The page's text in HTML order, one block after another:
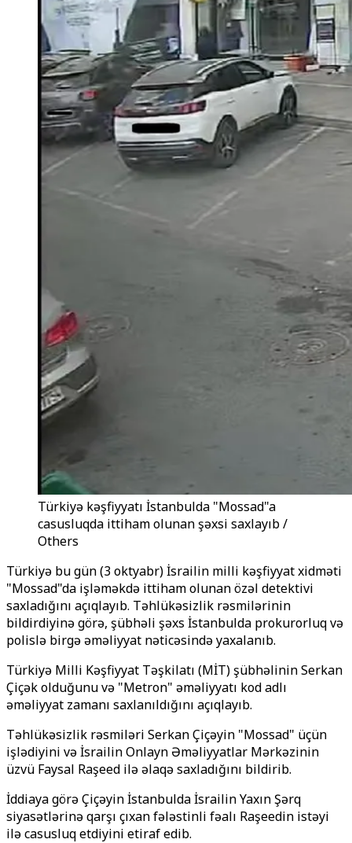
Türkiyə kəşfiyyatı İstanbulda "Mossad"a
casusluqda ittiham olunan şəxsi saxlayıb /
Others
Türkiyə bu gün (3 oktyabr) İsrailin milli kəşfiyyat xidməti
"Mossad"da işləməkdə ittiham olunan özəl detektivi
saxladığını açıqlayıb. Təhlükəsizlik rəsmilərinin
bildirdiyinə görə, şübhəli şəxs İstanbulda prokurorluq və
polislə birgə əməliyyat nəticəsində yaxalanıb.
Türkiyə Milli Kəşfiyyat Təşkilatı (MİT) şübhəlinin Serkan
Çiçək olduğunu və "Metron" əməliyyatı kod adlı
əməliyyat zamanı saxlanıldığını açıqlayıb.
Təhlükəsizlik rəsmiləri Serkan Çiçəyin "Mossad" üçün
işlədiyini və İsrailin Onlayn Əməliyyatlar Mərkəzinin
üzvü Faysal Raşeed ilə əlaqə saxladığını bildirib.
İddiaya görə Çiçəyin İstanbulda İsrailin Yaxın Şərq
siyasətlərinə qarşı çıxan fələstinli fəalı Raşeedin istəyi
ilə casusluq etdiyini etiraf edib.